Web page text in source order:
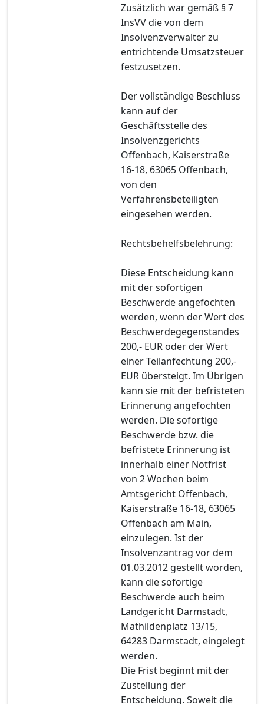
Zusätzlich war gemäß § 7
InsVV die von dem
Insolvenzverwalter zu
entrichtende Umsatzsteuer
festzusetzen.
Der vollständige Beschluss
kann auf der
Geschäftsstelle des
Insolvenzgerichts
Offenbach, Kaiserstraße
16-18, 63065 Offenbach,
von den
Verfahrensbeteiligten
eingesehen werden.
Rechtsbehelfsbelehrung:
Diese Entscheidung kann
mit der sofortigen
Beschwerde angefochten
werden, wenn der Wert des
Beschwerdegegenstandes
200,- EUR oder der Wert
einer Teilanfechtung 200,-
EUR übersteigt. Im Übrigen
kann sie mit der befristeten
Erinnerung angefochten
werden. Die sofortige
Beschwerde bzw. die
befristete Erinnerung ist
innerhalb einer Notfrist
von 2 Wochen beim
Amtsgericht Offenbach,
Kaiserstraße 16-18, 63065
Offenbach am Main,
einzulegen. Ist der
Insolvenzantrag vor dem
01.03.2012 gestellt worden,
kann die sofortige
Beschwerde auch beim
Landgericht Darmstadt,
Mathildenplatz 13/15,
64283 Darmstadt, eingelegt
werden.
Die Frist beginnt mit der
Zustellung der
Entscheidung. Soweit die